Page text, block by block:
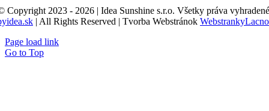
Copyright 2023 - 2026 | Idea Sunshine s.r.o. Všetky práva
| All Rights Reserved | Tvorba Webstránok
Page load link
Go to Top